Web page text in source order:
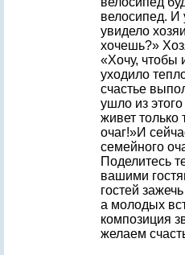
велосипед. И
увидело
хочешь?»
«Хочу, чтобы
уходило
счастье
ушло из
живет только
очаг!»И
семейного
Поделитесь
вашими
гостей
а молодых
композиция
желаем